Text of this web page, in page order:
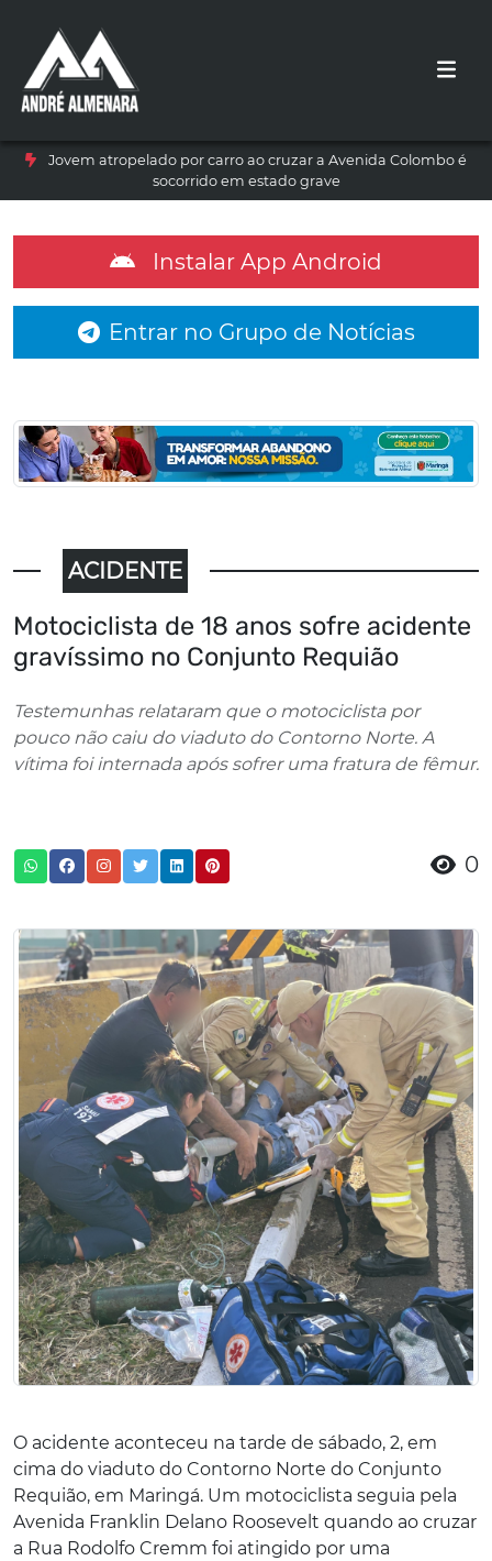
Jovem atropelado por carro ao cruzar a Avenida Colombo é
socorrido em estado grave
Instalar App Android
Entrar no Grupo de Notícias
ACIDENTE
Motociclista de 18 anos sofre acidente
gravíssimo no Conjunto Requião
Testemunhas relataram que o motociclista por
pouco não caiu do viaduto do Contorno Norte. A
vítima foi internada após sofrer uma fratura de fêmur.
0
O acidente aconteceu na tarde de sábado, 2, em
cima do viaduto do Contorno Norte do Conjunto
Requião, em Maringá. Um motociclista seguia pela
Avenida Franklin Delano Roosevelt quando ao cruzar
a Rua Rodolfo Cremm foi atingido por uma